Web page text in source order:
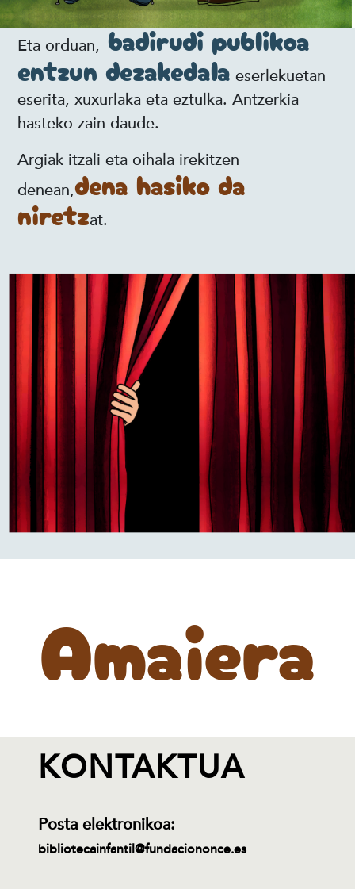
Eta orduan,badirudi publikoa
entzun dezakedala eserlekuetan
eserita, xuxurlaka eta eztulka. Antzerkia
hasteko zain daude.
Argiak itzali eta oihala irekitzen
denean,dena hasiko da
niretzat.
Amaiera
KONTAKTUA
Posta elektronikoa:
bibliotecainfantil@fundaciononce.es